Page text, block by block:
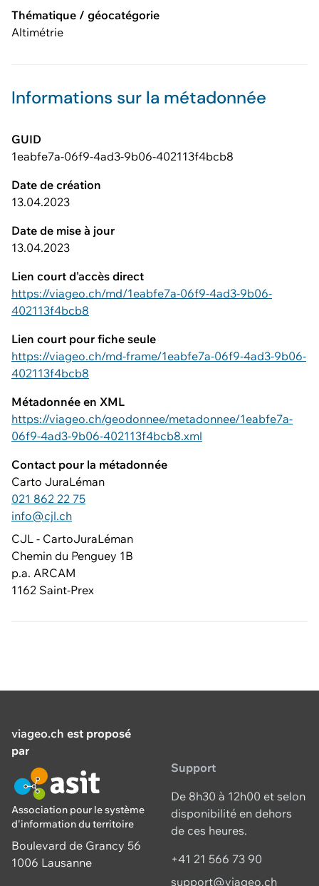
Thématique / géocatégorie
Altimétrie
Informations sur la métadonnée
GUID
1eabfe7a-06f9-4ad3-9b06-402113f4bcb8
Date de création
13.04.2023
Date de mise à jour
13.04.2023
Lien court d'accès direct
https://viageo.ch/md/1eabfe7a-06f9-4ad3-9b06-
402113f4bcb8
Lien court pour fiche seule
https://viageo.ch/md-frame/1eabfe7a-06f9-4ad3-9b06-
402113f4bcb8
Métadonnée en XML
https://viageo.ch/geodonnee/metadonnee/1eabfe7a-
06f9-4ad3-9b06-402113f4bcb8.xml
Contact pour la métadonnée
Carto JuraLéman
021 862 22 75
info@cjl.ch
CJL - CartoJuraLéman
Chemin du Penguey 1B
p.a. ARCAM
1162 Saint-Prex
viageo.ch est proposé
par
Association pour le système
d'information du territoire
Boulevard de Grancy 56
1006 Lausanne
Support
De 8h30 à 12h00 et selon
disponibilité en dehors
de ces heures.
+41 21 566 73 90
support@viageo.ch